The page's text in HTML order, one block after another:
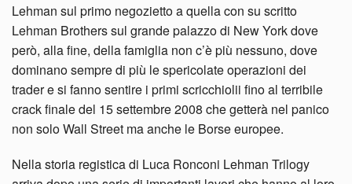
Lehman sul primo negozietto a quella con su scritto
Lehman Brothers sul grande palazzo di New York dove
però, alla fine, della famiglia non c’è più nessuno, dove
dominano sempre di più le spericolate operazioni dei
trader e si fanno sentire i primi scricchiolii fino al terribile
crack finale del 15 settembre 2008 che getterà nel panico
non solo Wall Street ma anche le Borse europee.
Nella storia registica di Luca Ronconi Lehman Trilogy